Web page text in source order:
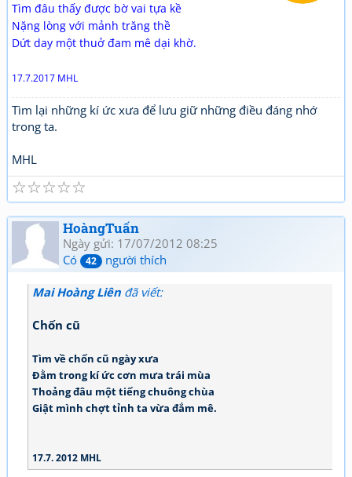
Tìm đâu thấy được bờ vai tựa kề
Nặng lòng với mảnh trăng thề
Dứt day một thuở đam mê dại khờ.
17.7.2017 MHL
Tìm lại những kí ức xưa để lưu giữ những điều đáng nhớ
trong ta.
MHL
☆
☆
☆
☆
☆
HoàngTuấn
Ngày gửi: 17/07/2012 08:25
Có
42 người thích
Mai Hoàng Liên đã viết:
Chốn cũ
Tìm về chốn cũ ngày xưa
Đằm trong kí ức cơn mưa trái mùa
Thoảng đâu một tiếng chuông chùa
Giật mình chợt tỉnh ta vừa đắm mê.
17.7. 2012 MHL